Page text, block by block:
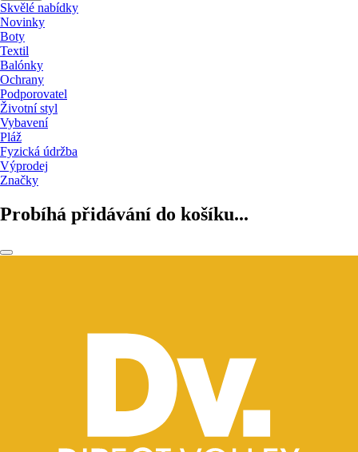
Skvělé nabídky
Novinky
Boty
Textil
Balónky
Ochrany
Podporovatel
Životní styl
Vybavení
Pláž
Fyzická údržba
Výprodej
Značky
Probíhá přidávání do košíku...